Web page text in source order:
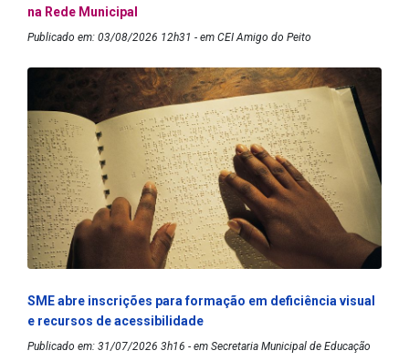
na Rede Municipal
Publicado em: 03/08/2026 12h31 - em CEI Amigo do Peito
SME abre inscrições para formação em deficiência visual
e recursos de acessibilidade
Publicado em: 31/07/2026 3h16 - em Secretaria Municipal de Educação